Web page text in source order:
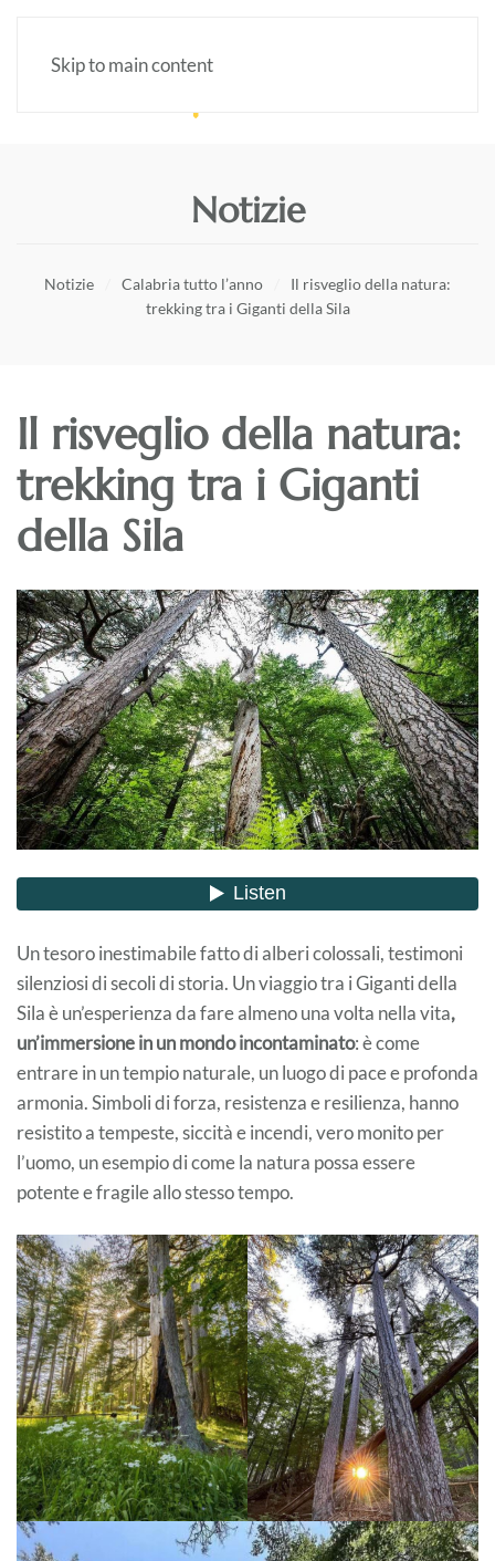
Skip to main content
Notizie
Notizie Calabria tutto l’anno
Il risveglio della natura:
trekking tra i Giganti della Sila
Il risveglio della natura:
trekking tra i Giganti
della Sila
Un tesoro inestimabile fatto di alberi colossali, testimoni
silenziosi di secoli di storia. Un viaggio tra i Giganti della
Sila è un’esperienza da fare almeno una volta nella vita,
un’immersione in un mondo incontaminato: è come
entrare in un tempio naturale, un luogo di pace e profonda
armonia. Simboli di forza, resistenza e resilienza, hanno
resistito a tempeste, siccità e incendi, vero monito per
l’uomo, un esempio di come la natura possa essere
potente e fragile allo stesso tempo.